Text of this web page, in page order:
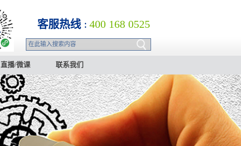
客服热线 : 400 168 0525
直播/微课 联系我们